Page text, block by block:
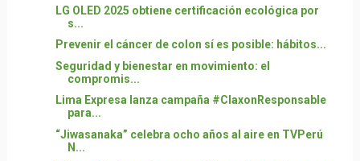
LG OLED 2025 obtiene certificación ecológica por
s...
Prevenir el cáncer de colon sí es posible: hábitos...
Seguridad y bienestar en movimiento: el
compromis...
Lima Expresa lanza campaña #ClaxonResponsable
para...
“Jiwasanaka” celebra ocho años al aire en TVPerú
N...